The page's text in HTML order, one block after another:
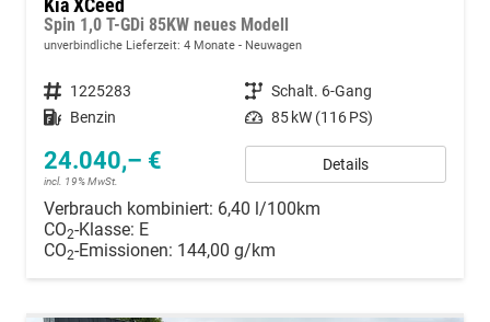
Kia XCeed
Spin 1,0 T-GDi 85KW neues Modell
unverbindliche Lieferzeit: 4 Monate Neuwagen
Fahrzeugnummer 1225283 Getriebe Schalt. 6-Gang
Kraftstoff Benzin Leistung 85 kW (116 PS)
24.040,– €
incl. 19% MwSt.
Details
Verbrauch kombiniert: 6,40 l/100km
CO2-Klasse: E
CO2-Emissionen: 144,00 g/km